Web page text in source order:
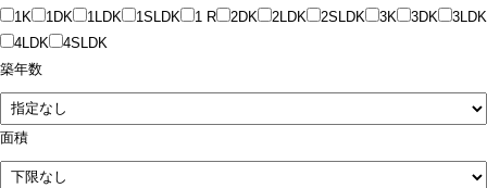
1K
1DK 1LDK 1SLDK 1 R 2DK 2LDK 2SLDK 3K 3DK
3LDK
4LDK
4SLDK
築年数
面積